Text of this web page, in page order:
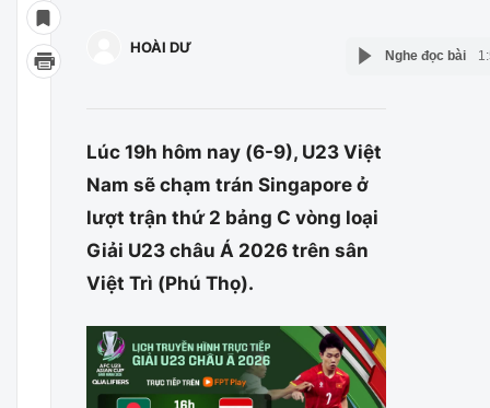
HOÀI DƯ Nghe đọc bài
Lúc 19h hôm nay (6-9), U23 Việt
Nam sẽ chạm trán Singapore ở
lượt trận thứ 2 bảng C vòng loại
Giải U23 châu Á 2026 trên sân
Việt Trì (Phú Thọ).